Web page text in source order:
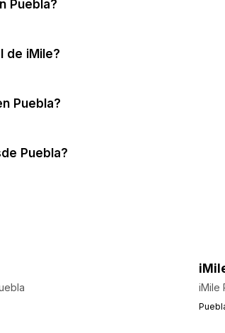
Puebla?
de iMile?
Puebla?
Puebla?
iMile